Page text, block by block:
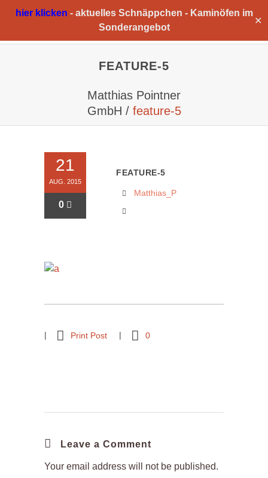
hier klicken - aktuelles Schnäppchen - Kaminöfen im
Sonderangebot
✕
FEATURE-5
Matthias Pointner
GmbH / feature-5
21
AUG. 2015
0
FEATURE-5
Matthias_P
Print Post 0
Leave a Comment
Your email address will not be published.